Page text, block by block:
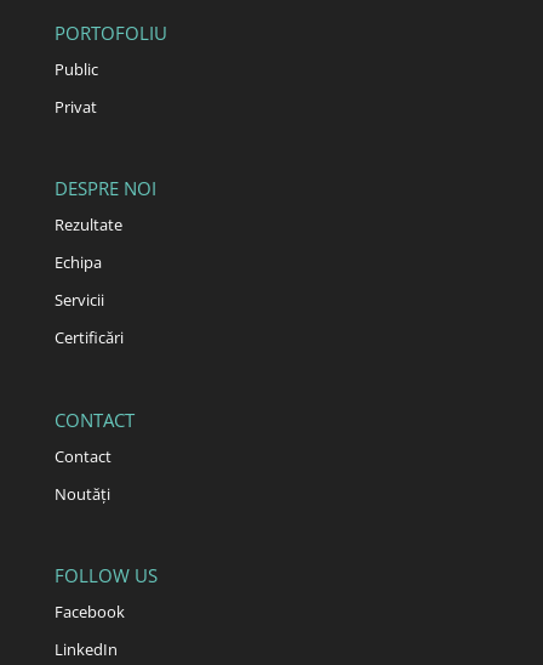
PORTOFOLIU
Public
Privat
DESPRE NOI
Rezultate
Echipa
Servicii
Certificări
CONTACT
Contact
Noutăți
FOLLOW US
Facebook
LinkedIn